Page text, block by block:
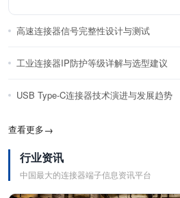
高速连接器信号完整性设计与测试
工业连接器IP防护等级详解与选型建议
USB Type-C连接器技术演进与发展趋势
查看更多→
行业资讯
中国最大的连接器端子信息资讯平台